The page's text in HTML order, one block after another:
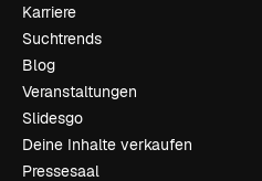
Karriere
Suchtrends
Blog
Veranstaltungen
Slidesgo
Deine Inhalte verkaufen
Pressesaal